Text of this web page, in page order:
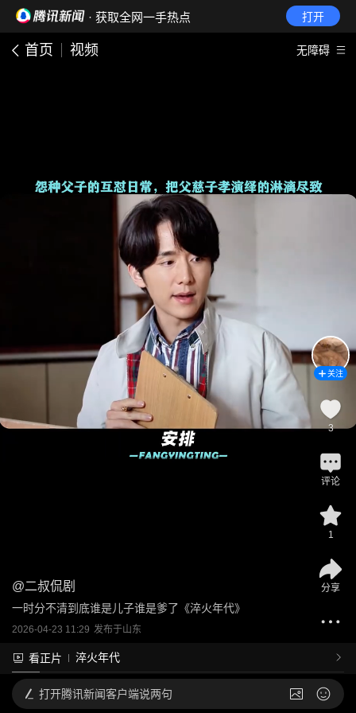
· 获取全网一手热点 打开
首页 视频 无障碍
@二叔侃剧
一时分不清到底谁是儿子谁是爹了《淬火年代》
2026-04-23 11:29 发布于山东
看正片 淬火年代
关注
3
评论
1
分享
打开腾讯新闻客户端说两句